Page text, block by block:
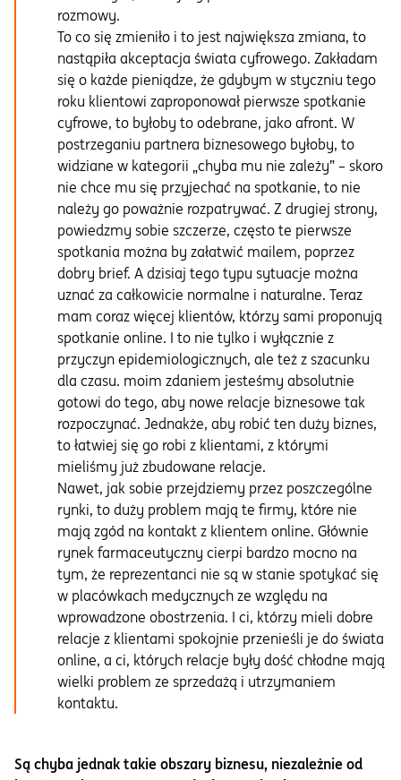
rozmowy.
To co się zmieniło i to jest największa zmiana, to
nastąpiła akceptacja świata cyfrowego. Zakładam
się o każde pieniądze, że gdybym w styczniu tego
roku klientowi zaproponował pierwsze spotkanie
cyfrowe, to byłoby to odebrane, jako afront. W
postrzeganiu partnera biznesowego byłoby, to
widziane w kategorii „chyba mu nie zależy” – skoro
nie chce mu się przyjechać na spotkanie, to nie
należy go poważnie rozpatrywać. Z drugiej strony,
powiedzmy sobie szczerze, często te pierwsze
spotkania można by załatwić mailem, poprzez
dobry brief. A dzisiaj tego typu sytuacje można
uznać za całkowicie normalne i naturalne. Teraz
mam coraz więcej klientów, którzy sami proponują
spotkanie online. I to nie tylko i wyłącznie z
przyczyn epidemiologicznych, ale też z szacunku
dla czasu. moim zdaniem jesteśmy absolutnie
gotowi do tego, aby nowe relacje biznesowe tak
rozpoczynać. Jednakże, aby robić ten duży biznes,
to łatwiej się go robi z klientami, z którymi
mieliśmy już zbudowane relacje.
Nawet, jak sobie przejdziemy przez poszczególne
rynki, to duży problem mają te firmy, które nie
mają zgód na kontakt z klientem online. Głównie
rynek farmaceutyczny cierpi bardzo mocno na
tym, że reprezentanci nie są w stanie spotykać się
w placówkach medycznych ze względu na
wprowadzone obostrzenia. I ci, którzy mieli dobre
relacje z klientami spokojnie przenieśli je do świata
online, a ci, których relacje były dość chłodne mają
wielki problem ze sprzedażą i utrzymaniem
kontaktu.
Są chyba jednak takie obszary biznesu, niezależnie od